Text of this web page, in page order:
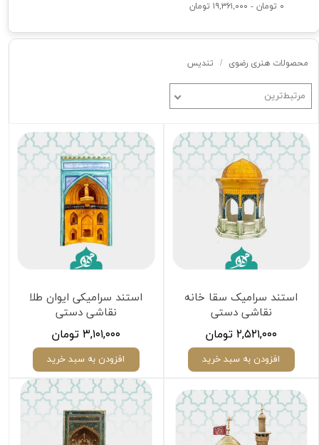
۰ تومان - ۱۹,۳۶۱,۰۰۰ تومان
محصولات هنری رضوی تندیس
مرتبط‌ترین
استند سرامیک سقا خانه
نقاشی دستی
۲,۵۲۱,۰۰۰ تومان
افزودن به سبد خرید
استند سرامیکی ایوان طلا
نقاشی دستی
۳,۱۰۱,۰۰۰ تومان
افزودن به سبد خرید